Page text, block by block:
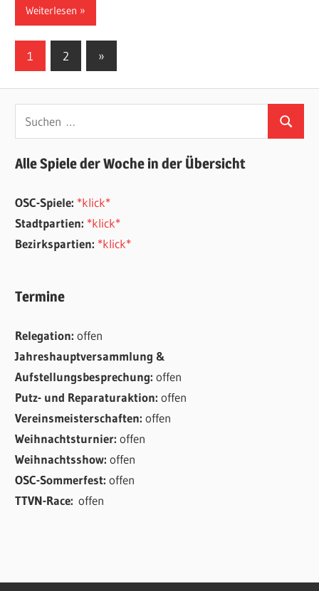
Weiterlesen
Seitennummerierung
Beiträge
1 2
Nächste
Beiträge
»
Suchen
nach:
Suchen
Alle Spiele der Woche in der Übersicht
OSC-Spiele: *klick*
Stadtpartien: *klick*
Bezirkspartien: *klick*
Termine
Relegation:offen
Jahreshauptversammlung &
Aufstellungsbesprechung:offen
Putz- und Reparaturaktion:offen
Vereinsmeisterschaften:offen
Weihnachtsturnier:offen
Weihnachtsshow:offen
OSC-Sommerfest:offen
TTVN-Race:offen